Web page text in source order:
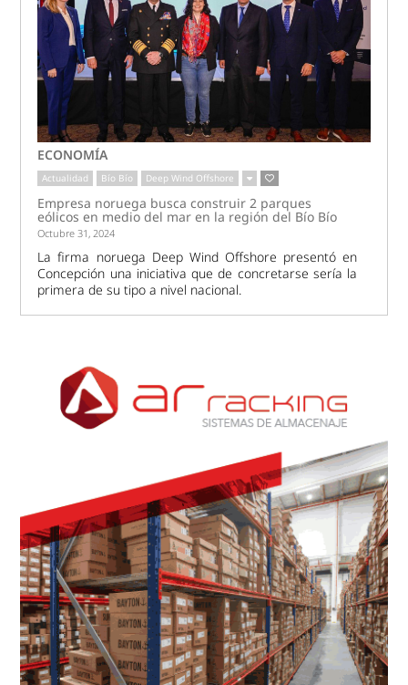
ECONOMÍA
Actualidad Bío Bío Deep Wind Offshore
Empresa noruega busca construir 2 parques
eólicos en medio del mar en la región del Bío Bío
Octubre 31, 2024
La firma noruega Deep Wind Offshore presentó en
Concepción una iniciativa que de concretarse sería la
primera de su tipo a nivel nacional.